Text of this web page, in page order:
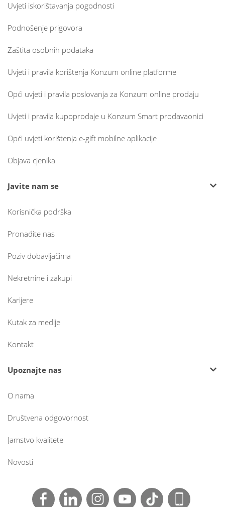
Uvjeti iskorištavanja pogodnosti
Podnošenje prigovora
Zaštita osobnih podataka
Uvjeti i pravila korištenja Konzum online platforme
Opći uvjeti i pravila poslovanja za Konzum online prodaju
Uvjeti i pravila kupoprodaje u Konzum Smart prodavaonici
Opći uvjeti korištenja e-gift mobilne aplikacije
Objava cjenika
Javite nam se
Korisnička podrška
Pronađite nas
Poziv dobavljačima
Nekretnine i zakupi
Karijere
Kutak za medije
Kontakt
Upoznajte nas
O nama
Društvena odgovornost
Jamstvo kvalitete
Novosti